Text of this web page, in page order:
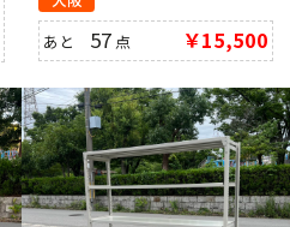
あと 57 点 ￥15,500